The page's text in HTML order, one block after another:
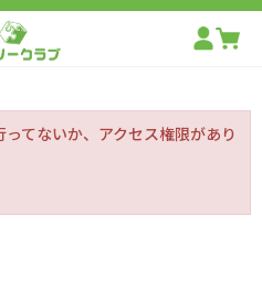
てないか、アクセス権限があり